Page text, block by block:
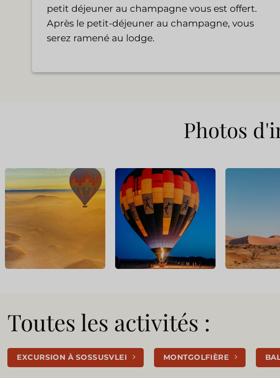
petit déjeuner au champagne vous est offert.
Après le petit-déjeuner au champagne, vous
serez ramené au lodge.
Photos
Toutes les activités :
EXCURSION À SOSSUSVLEI MONTGOLFIÈRE